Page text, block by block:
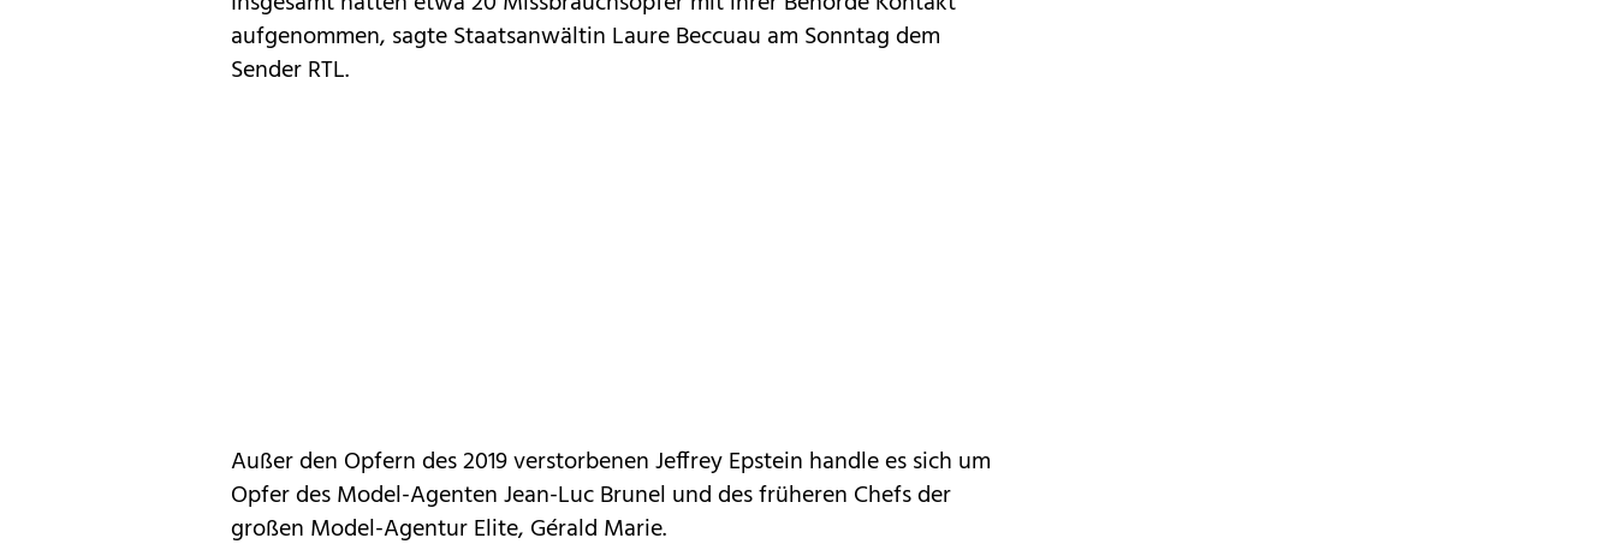
aufgenommen, sagte Staatsanwältin Laure Beccuau am Sonntag dem
Sender RTL.
Außer den Opfern des 2019 verstorbenen Jeffrey Epstein handle es sich um
Opfer des Model-Agenten Jean-Luc Brunel und des früheren Chefs der
großen Model-Agentur Elite, Gérald Marie.